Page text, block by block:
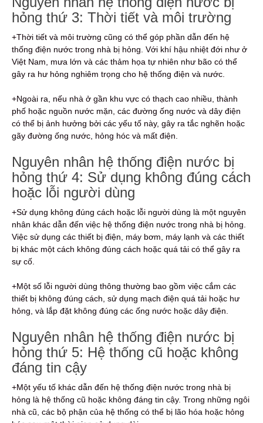
hỏng thứ 3: Thời tiết và môi trường
+Thời tiết và môi trường cũng có thể góp phần dẫn đến hệ
thống điện nước trong nhà bị hỏng. Với khí hậu nhiệt đới như ở
Việt Nam, mưa lớn và các thảm họa tự nhiên như bão có thể
gây ra hư hỏng nghiêm trọng cho hệ thống điện và nước.
+Ngoài ra, nếu nhà ở gần khu vực có thạch cao nhiều, thành
phố hoặc nguồn nước mặn, các đường ống nước và dây điện
có thể bị ảnh hưởng bởi các yếu tố này, gây ra tắc nghẽn hoặc
gãy đường ống nước, hỏng hóc và mất điện.
Nguyên nhân hệ thống điện nước bị
hỏng thứ 4: Sử dụng không đúng cách
hoặc lỗi người dùng
+Sử dụng không đúng cách hoặc lỗi người dùng là một nguyên
nhân khác dẫn đến việc hệ thống điện nước trong nhà bị hỏng.
Việc sử dụng các thiết bị điện, máy bơm, máy lạnh và các thiết
bị khác một cách không đúng cách hoặc quá tải có thể gây ra
sự cố.
+Một số lỗi người dùng thông thường bao gồm việc cắm các
thiết bị không đúng cách, sử dụng mạch điện quá tải hoặc hư
hỏng, và lắp đặt không đúng các ống nước hoặc dây điện.
Nguyên nhân hệ thống điện nước bị
hỏng thứ 5: Hệ thống cũ hoặc không
đáng tin cậy
+Một yếu tố khác dẫn đến hệ thống điện nước trong nhà bị
hỏng là hệ thống cũ hoặc không đáng tin cậy. Trong những ngôi
nhà cũ, các bộ phận của hệ thống có thể bị lão hóa hoặc hỏng